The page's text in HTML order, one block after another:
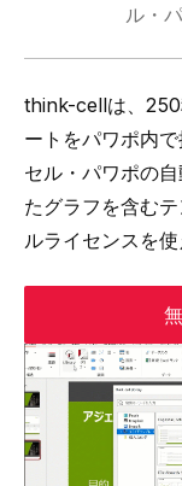
ル・
think-cellは、
ートをパワポ内
セル・パワポの
たグラフを含む
ルライセンスを